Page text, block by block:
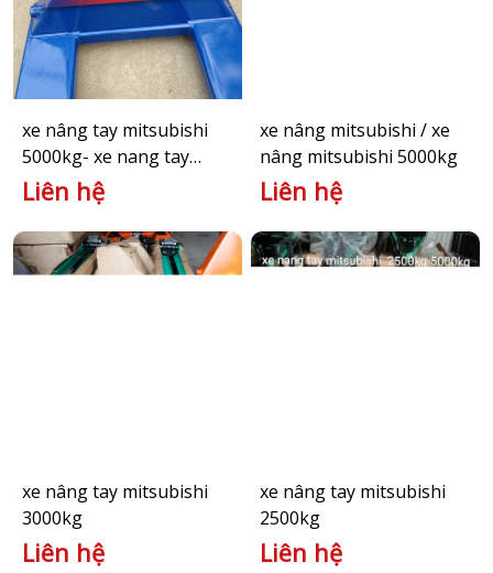
xe nâng tay mitsubishi
5000kg- xe nang tay
mitsubishi
Liên hệ
xe nâng mitsubishi / xe
nâng mitsubishi 5000kg
Liên hệ
xe nâng tay mitsubishi
3000kg
Liên hệ
xe nâng tay mitsubishi
2500kg
Liên hệ